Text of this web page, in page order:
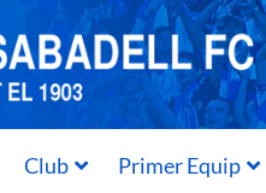
Club Primer Equip